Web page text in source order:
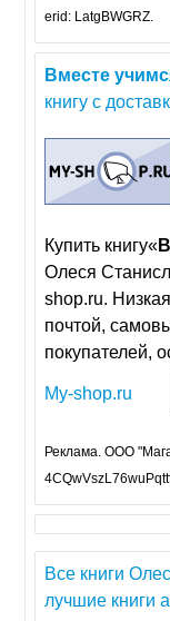
erid: LatgBWGRZ.
Вместе
книгу с
Купить книгу«
Олеся
shop.ru.
почтой,
покупателей,
My-shop.ru
Реклама. ООО
Все книги
лучшие книги